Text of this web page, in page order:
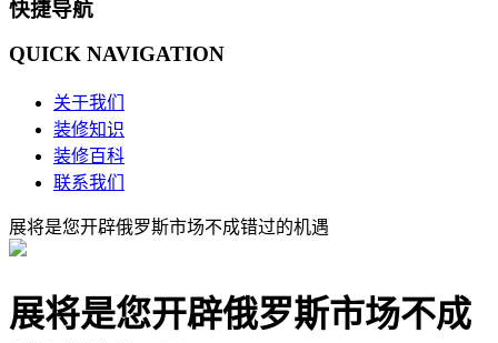
快捷导航
QUICK NAVIGATION
关于我们
装修知识
装修百科
联系我们
展将是您开辟俄罗斯市场不成错过的机遇
展将是您开辟俄罗斯市场不成